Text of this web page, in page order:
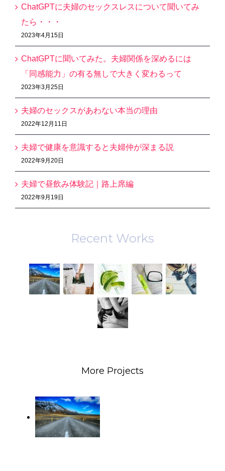
ChatGPTに夫婦のセックスレスについて聞いてみ
たら・・・
2023年4月15日
ChatGPTに聞いてみた。夫婦関係を深めるには
「同感能力」の有る無しで大きく変わるって
2023年3月25日
夫婦のセックスがあわない本当の理由
2022年12月11日
夫婦で健康を意識すると夫婦仲が深まる説
2022年9月20日
夫婦で昼飲み体験記｜路上席編
2022年9月19日
Recent Works
More Projects
Self
enlightenment